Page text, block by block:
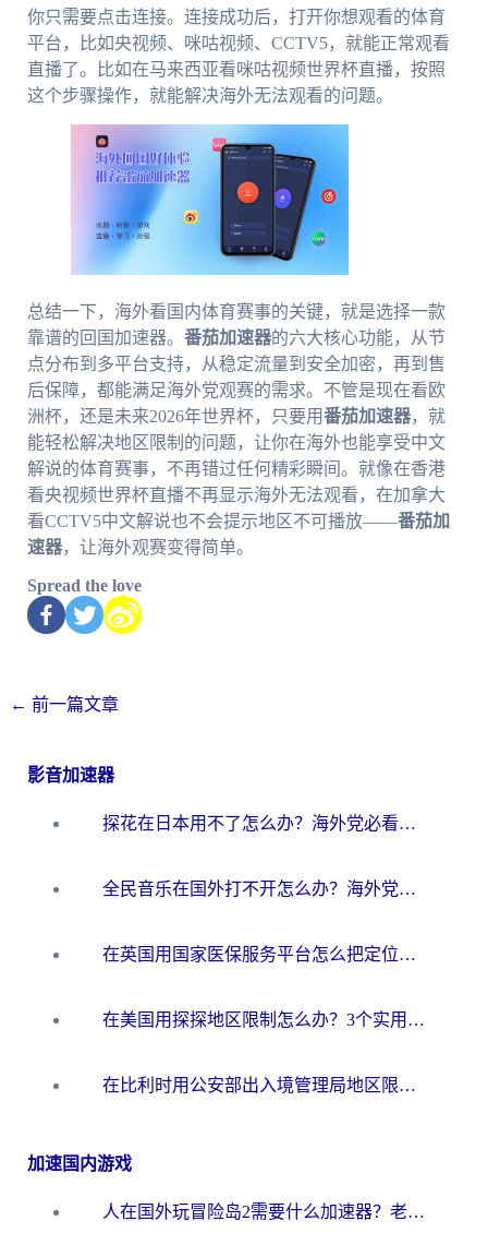
你只需要点击连接。连接成功后，打开你想观看的体育
平台，比如央视频、咪咕视频、CCTV5，就能正常观看
直播了。比如在马来西亚看咪咕视频世界杯直播，按照
这个步骤操作，就能解决海外无法观看的问题。
总结一下，海外看国内体育赛事的关键，就是选择一款
靠谱的回国加速器。 番茄加速器的六大核心功能，从节
点分布到多平台支持，从稳定流量到安全加密，再到售
后保障，都能满足海外党观赛的需求。不管是现在看欧
洲杯，还是未来2026年世界杯，只要用番茄加速器，就
能轻松解决地区限制的问题，让你在海外也能享受中文
解说的体育赛事，不再错过任何精彩瞬间。就像在香港
看央视频世界杯直播不再显示海外无法观看，在加拿大
看CCTV5中文解说也不会提示地区不可播放——番茄加
速器，让海外观赛变得简单。
Spread the love
← 前一篇文章
影音加速器
探花在日本用不了怎么办？海外党必看的回国加速解决方案（附多场景实测）
全民音乐在国外打不开怎么办？海外党亲测有效的回国加速方案
在英国用国家医保服务平台怎么把定位修改到中国国内？海外党必看的解决指南（附腾讯视频伊对可用方法）
在美国用探探地区限制怎么办？3个实用技巧帮你搞定（附咪咕豆瓣音乐限制破解法）
在比利时用公安部出入境管理局地区限制怎么办？3步搞定+欧洲杯观赛&香港购物指南
加速国内游戏
人在国外玩冒险岛2需要什么加速器？老玩家亲测有效的选择指南